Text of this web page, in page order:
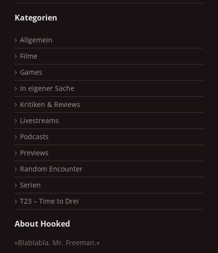
Kategorien
Allgemein
Filme
Games
In eigener Sache
Kritiken & Reviews
Livestreams
Podcasts
Previews
Random Encounter
Serien
T23 – Time to Drei
About Hooked
»Blablabla, Mr. Freeman.«